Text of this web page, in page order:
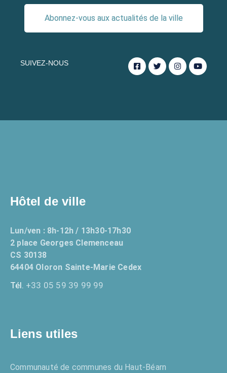
Abonnez-vous aux actualités de la ville
SUIVEZ-NOUS
Hôtel de ville
Lun/ven : 8h-12h / 13h30-17h30
2 place Georges Clemenceau
CS 30138
64404 Oloron Sainte-Marie Cedex
Tél. +33 05 59 39 99 99
Liens utiles
Communauté de communes du Haut-Béarn